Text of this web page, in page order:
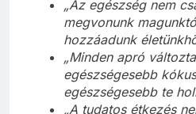
„Az egészség nem
megvonunk
hozzáadunk
„Minden apró
egészségesebb
egészségesebb te
„A tudatos étkezés